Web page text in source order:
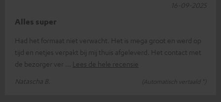
Alles super
Had het formaat niet verwacht. Het is mega groot en werd op
tijd en netjes verpakt bij mij thuis afgeleverd. Het contact met
de bezorger ver
Lees de hele recensie
Natascha B.
(Automatisch vertaald *)
16-09-2025